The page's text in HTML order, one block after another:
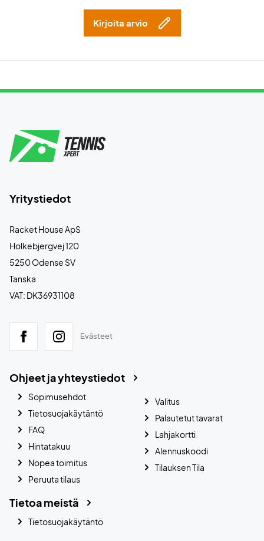
Kirjoita arvio
Yritystiedot
Racket House ApS
Holkebjergvej 120
5250 Odense SV
Tanska
VAT: DK36931108
Evästeet
Ohjeet ja yhteystiedot
Sopimusehdot
Tietosuojakäytäntö
FAQ
Hintatakuu
Nopea toimitus
Peruuta tilaus
Valitus
Palautetut tavarat
Lahjakortti
Alennuskoodi
Tilauksen Tila
Tietoa meistä
Tietosuojakäytäntö